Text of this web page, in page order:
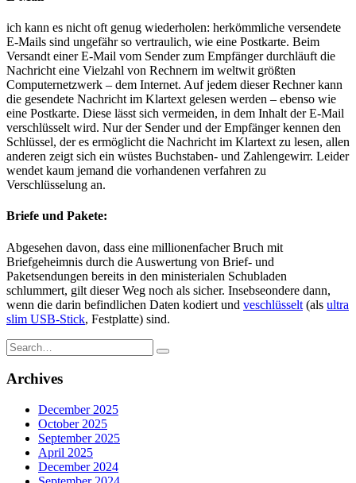
ich kann es nicht oft genug wiederholen: herkömmliche versendete
E-Mails sind ungefähr so vertraulich, wie eine Postkarte. Beim
Versandt einer E-Mail vom Sender zum Empfänger durchläuft die
Nachricht eine Vielzahl von Rechnern im weltwit größten
Computernetzwerk – dem Internet. Auf jedem dieser Rechner kann
die gesendete Nachricht im Klartext gelesen werden – ebenso wie
eine Postkarte. Diese lässt sich vermeiden, in dem Inhalt der E-Mail
verschlüsselt wird. Nur der Sender und der Empfänger kennen den
Schlüssel, der es ermöglicht die Nachricht im Klartext zu lesen, allen
anderen zeigt sich ein wüstes Buchstaben- und Zahlengewirr. Leider
wendet kaum jemand die vorhandenen verfahren zu
Verschlüsselung an.
Briefe und Pakete:
Abgesehen davon, dass eine millionenfacher Bruch mit
Briefgeheimnis durch die Auswertung von Brief- und
Paketsendungen bereits in den ministerialen Schubladen
schlummert, gilt dieser Weg noch als sicher. Insebseondere dann,
wenn die darin befindlichen Daten kodiert und veschlüsselt (als ultra
slim USB-Stick, Festplatte) sind.
Search
for:
Archives
December 2025
October 2025
September 2025
April 2025
December 2024